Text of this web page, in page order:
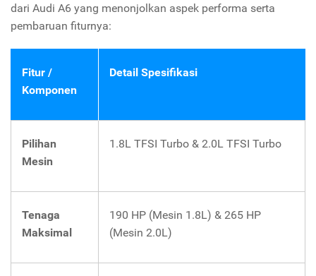
dari Audi A6 yang menonjolkan aspek performa serta
pembaruan fiturnya:
Fitur /
Komponen
Detail Spesifikasi
Pilihan
Mesin
1.8L TFSI Turbo & 2.0L TFSI Turbo
Tenaga
Maksimal
190 HP (Mesin 1.8L) & 265 HP
(Mesin 2.0L)